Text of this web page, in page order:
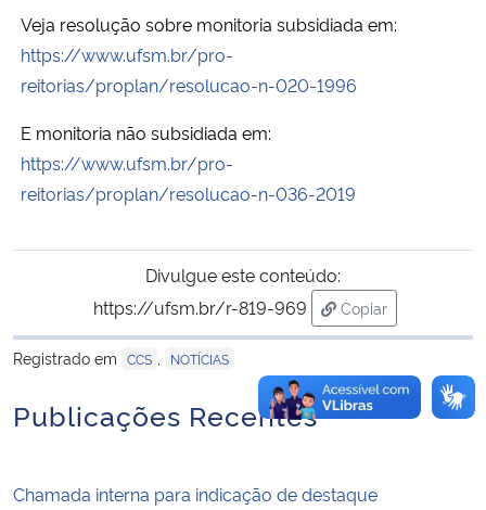
Ministério do Desenvolvimento Regional
Controladoria-Geral da União
Secretaria-Geral
Gabinete de Segurança Institucional
Banco Central do Brasil
Planalto
Veja resolução sobre monitoria subsidiada em:
https://www.ufsm.br/pro-
reitorias/proplan/resolucao-n-020-1996
E monitoria não subsidiada em:
https://www.ufsm.br/pro-
reitorias/proplan/resolucao-n-036-2019
Divulgue este conteúdo:
https://ufsm.br/r-819-969
Copiar
para área de
Registrado em CCS NOTÍCIAS
Publicações Recentes
Chamada interna para indicação de destaque